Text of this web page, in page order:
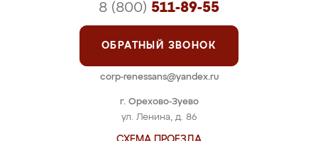
г. Орехово-Зуево
ул. Ленина, д. 86
8 (800) 511-89-55
ОБРАТНЫЙ ЗВОНОК
corp-renessans@yandex.ru